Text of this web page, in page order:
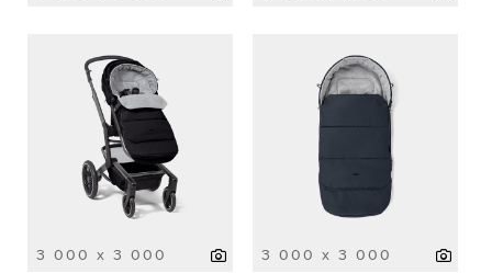
3 000 x 3 000 3 000 x 3 000